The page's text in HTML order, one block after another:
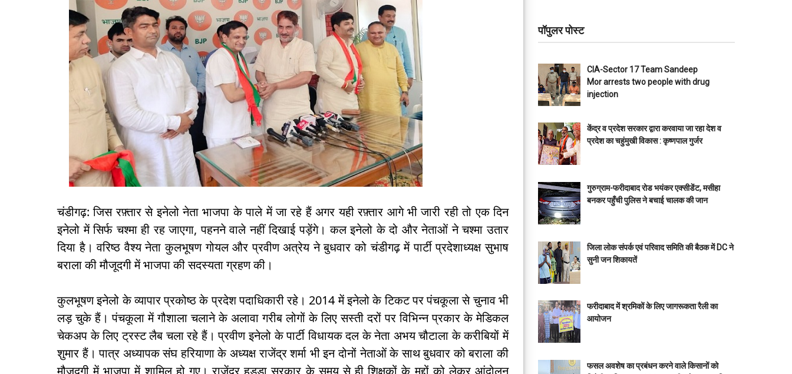
चंडीगढ़: जिस रफ़्तार से इनेलो नेता भाजपा के पाले में जा रहे हैं अगर यही रफ़्तार आगे भी जारी रही तो एक दिन
इनेलो में सिर्फ चश्मा ही रह जाएगा, पहनने वाले नहीं दिखाई पड़ेंगे। कल इनेलो के दो और नेताओं ने चश्मा उतार
दिया है। वरिष्ठ वैश्य नेता कुलभूषण गोयल और प्रवीण अत्रेय ने बुधवार को चंडीगढ़ में पार्टी प्रदेशाध्यक्ष सुभाष
बराला की मौजूदगी में भाजपा की सदस्यता ग्रहण की।
कुलभूषण इनेलो के व्यापार प्रकोष्ठ के प्रदेश पदाधिकारी रहे। 2014 में इनेलो के टिकट पर पंचकूला से चुनाव भी
लड़ चुके हैं। पंचकूला में गौशाला चलाने के अलावा गरीब लोगों के लिए सस्ती दरों पर विभिन्न प्रकार के मेडिकल
चेकअप के लिए ट्रस्ट लैब चला रहे हैं। प्रवीण इनेलो के पार्टी विधायक दल के नेता अभय चौटाला के करीबियों में
शुमार हैं। पात्र अध्यापक संघ हरियाणा के अध्यक्ष राजेंद्र शर्मा भी इन दोनों नेताओं के साथ बुधवार को बराला की
मौजूदगी में भाजपा में शामिल हो गए। राजेंद्र हुड्डा सरकार के समय से ही शिक्षकों के मुद्दों को लेकर आंदोलन
पॉपुलर पोस्ट
CIA-Sector 17 Team Sandeep
Mor arrests two people with drug
injection
केंद्र व प्रदेश सरकार द्वारा करवाया जा रहा देश व
प्रदेश का चहुंमुखी विकास : कृष्णपाल गुर्जर
गुरुग्राम-फरीदाबाद रोड भयंकर एक्सीडेंट, मसीहा
बनकर पहुँची पुलिस ने बचाई चालक की जान
जिला लोक संपर्क एवं परिवाद समिति की बैठक में DC ने
सुनी जन शिकायतें
फरीदाबाद में श्रमिकों के लिए जागरूकता रैली का
आयोजन
फसल अवशेष का प्रबंधन करने वाले किसानों को